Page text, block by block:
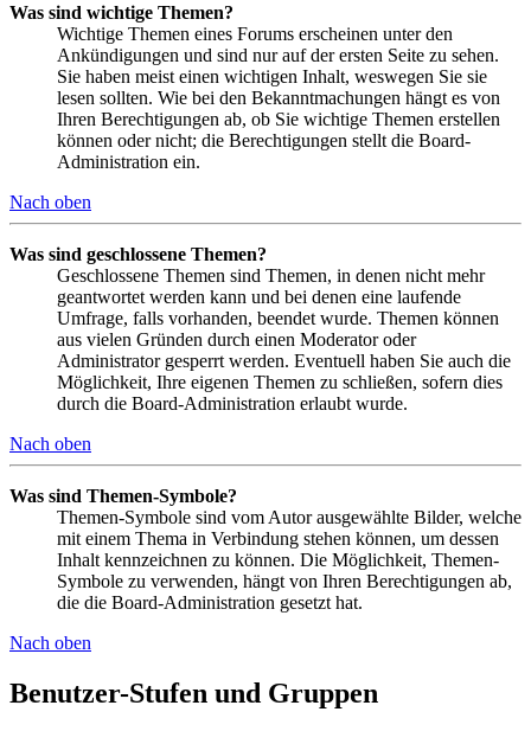
Was sind wichtige Themen?
Wichtige Themen eines Forums erscheinen unter den
Ankündigungen und sind nur auf der ersten Seite zu sehen.
Sie haben meist einen wichtigen Inhalt, weswegen Sie sie
lesen sollten. Wie bei den Bekanntmachungen hängt es von
Ihren Berechtigungen ab, ob Sie wichtige Themen erstellen
können oder nicht; die Berechtigungen stellt die Board-
Administration ein.
Nach oben
Was sind geschlossene Themen?
Geschlossene Themen sind Themen, in denen nicht mehr
geantwortet werden kann und bei denen eine laufende
Umfrage, falls vorhanden, beendet wurde. Themen können
aus vielen Gründen durch einen Moderator oder
Administrator gesperrt werden. Eventuell haben Sie auch die
Möglichkeit, Ihre eigenen Themen zu schließen, sofern dies
durch die Board-Administration erlaubt wurde.
Nach oben
Was sind Themen-Symbole?
Themen-Symbole sind vom Autor ausgewählte Bilder, welche
mit einem Thema in Verbindung stehen können, um dessen
Inhalt kennzeichnen zu können. Die Möglichkeit, Themen-
Symbole zu verwenden, hängt von Ihren Berechtigungen ab,
die die Board-Administration gesetzt hat.
Nach oben
Benutzer-Stufen und Gruppen